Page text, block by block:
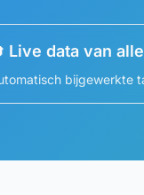
Live data van
bijgewerkte